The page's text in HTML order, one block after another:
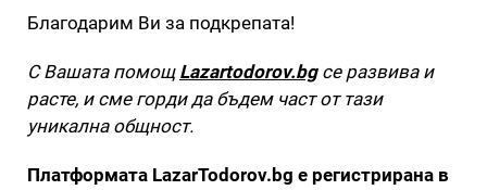
Благодарим Ви за подкрепата!
С Вашата помощ Lazartodorov.bg се развива и
расте, и сме горди да бъдем част от тази
уникална общност.
Платформата LazarTodorov.bg е регистрирана в